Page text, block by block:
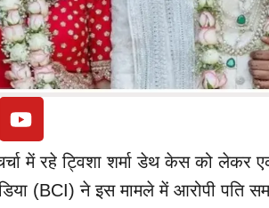
में रहे ट्विशा शर्मा डेथ केस को लेकर
(BCI) ने इस मामले में आरोपी पति